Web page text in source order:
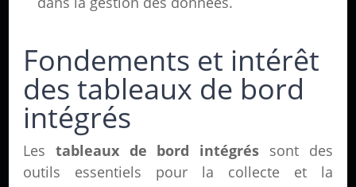
Fondements et intérêt
des tableaux de bord
intégrés
Lestableaux de bord intégrés sont des
outils essentiels pour la collecte et la